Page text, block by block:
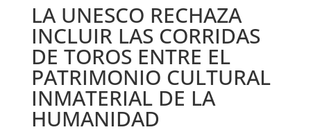
LA UNESCO RECHAZA
INCLUIR LAS CORRIDAS
DE TOROS ENTRE EL
PATRIMONIO CULTURAL
INMATERIAL DE LA
HUMANIDAD